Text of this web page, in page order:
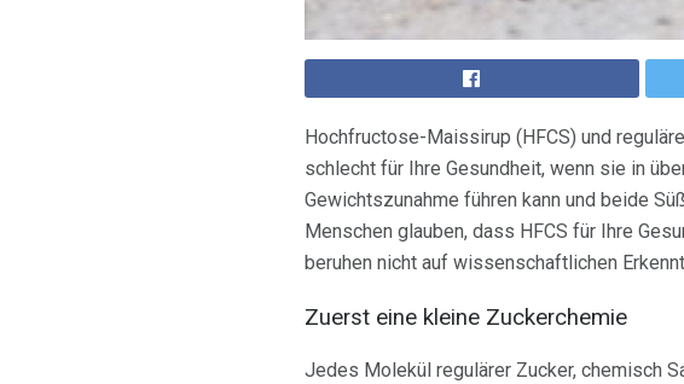
Hochfructose-Maissirup (HFCS) und
schlecht für Ihre Gesundheit, wenn sie in
Gewichtszunahme führen kann und beide
Menschen glauben, dass HFCS für Ihre
beruhen nicht auf wissenschaftlichen
Zuerst eine kleine Zuckerchemie
Jedes Molekül regulärer Zucker, chemisch